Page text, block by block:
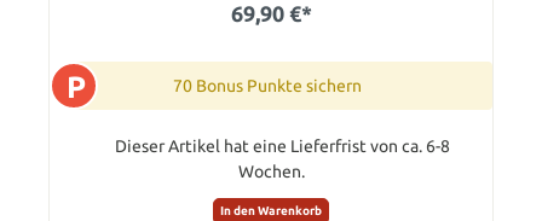
69,90 €*
P 70 Bonus Punkte sichern
Dieser Artikel hat eine Lieferfrist von ca. 6-8
Wochen.
In den Warenkorb